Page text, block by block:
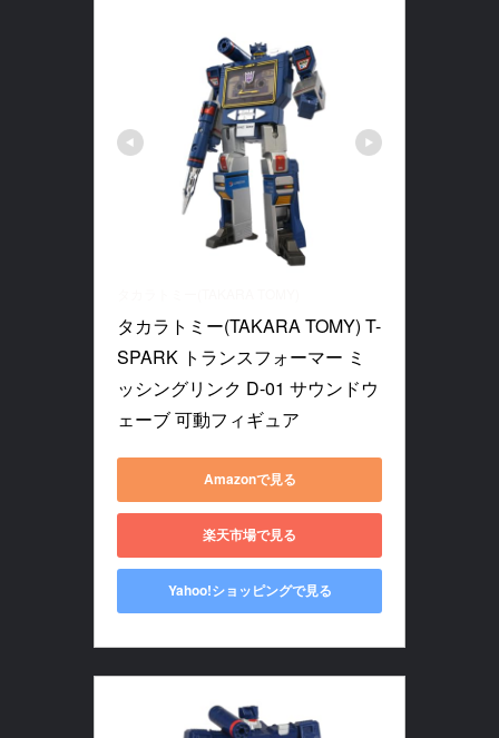
タカラトミー(TAKARA TOMY) T-
SPARK トランスフォーマー ミ
ッシングリンク D-01 サウンドウ
ェーブ 可動フィギュア
Amazonで見る
楽天市場で見る
Yahoo!ショッピングで見る